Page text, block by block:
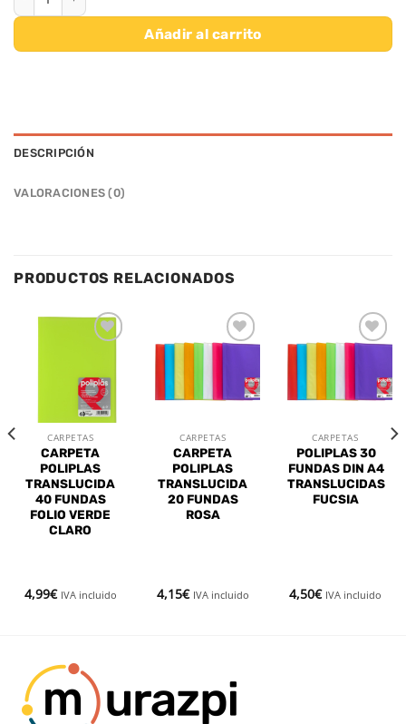
Añadir al carrito
DESCRIPCIÓN
VALORACIONES (0)
PRODUCTOS RELACIONADOS
lista de
deseos
CARPETAS
CARPETA
POLIPLAS
TRANSLUCIDA
40 FUNDAS
FOLIO VERDE
CLARO
4,99€ IVA incluido
lista de
deseos
CARPETAS
CARPETA
POLIPLAS
TRANSLUCIDA
20 FUNDAS
ROSA
4,15€ IVA incluido
lista de
deseos
CARPETAS
POLIPLAS 30
FUNDAS DIN A4
TRANSLUCIDAS
FUCSIA
4,50€ IVA incluido